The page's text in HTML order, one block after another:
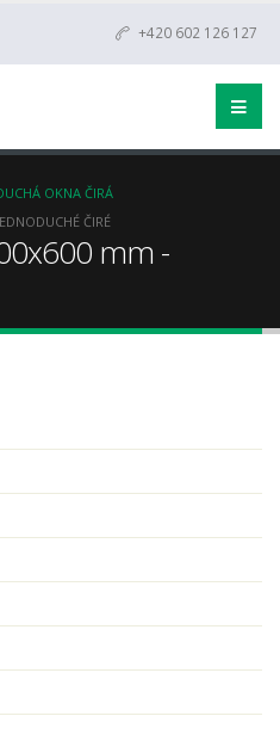
+420 602 126 127
OKNA ČIRÁ
ČIRÉ
mm -